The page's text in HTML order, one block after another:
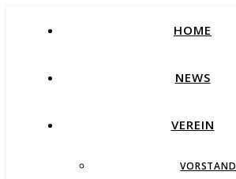
HOME
NEWS
VEREIN
VORSTAND